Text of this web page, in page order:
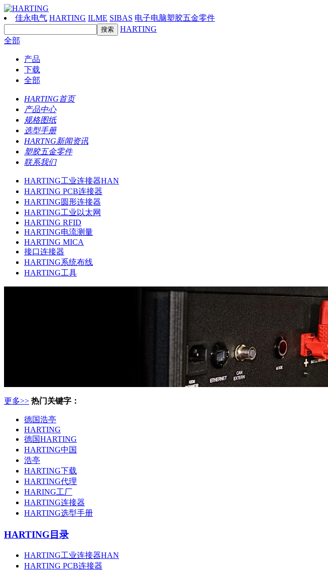
佳永电气 HARTING ILME SIBAS 电子电脑塑胶五金零件
HARTING
全部
产品
下载
全部
HARTING首页
产品中心
规格图纸
选型手册
HARTNG新闻资讯
塑胶五金零件
联系我们
HARTING工业连接器HAN
HARTING PCB连接器
HARTING圆形连接器
HARTING工业以太网
HARTING RFID
HARTING电流测量
HARTING MICA
接口连接器
HARTING系统布线
HARTING工具
更多>> 热门关键字：
德国浩亭
HARTING
德国HARTING
HARTING中国
浩亭
HARTING下载
HARTING代理
HARING工厂
HARTING连接器
HARTING选型手册
HARTING目录
HARTING工业连接器HAN
HARTING PCB连接器